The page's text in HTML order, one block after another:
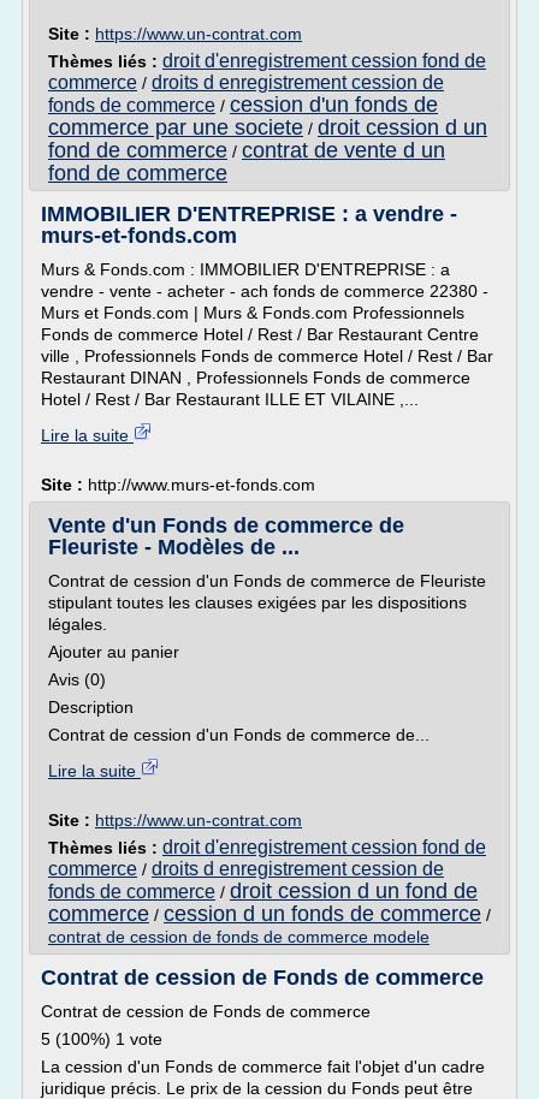
Site : https://www.un-contrat.com
Thèmes liés : droit d'enregistrement cession fond de
commerce / droits d enregistrement cession de
fonds de commerce / cession d'un fonds de
commerce par une societe / droit cession d un
fond de commerce / contrat de vente d un
fond de commerce
IMMOBILIER D'ENTREPRISE : a vendre -
murs-et-fonds.com
Murs & Fonds.com : IMMOBILIER D'ENTREPRISE : a
vendre - vente - acheter - ach fonds de commerce 22380 -
Murs et Fonds.com | Murs & Fonds.com Professionnels
Fonds de commerce Hotel / Rest / Bar Restaurant Centre
ville , Professionnels Fonds de commerce Hotel / Rest / Bar
Restaurant DINAN , Professionnels Fonds de commerce
Hotel / Rest / Bar Restaurant ILLE ET VILAINE ,...
Lire la suite
Site : http://www.murs-et-fonds.com
Vente d'un Fonds de commerce de
Fleuriste - Modèles de ...
Contrat de cession d'un Fonds de commerce de Fleuriste
stipulant toutes les clauses exigées par les dispositions
légales.
Ajouter au panier
Avis (0)
Description
Contrat de cession d'un Fonds de commerce de...
Lire la suite
Site : https://www.un-contrat.com
Thèmes liés : droit d'enregistrement cession fond de
commerce / droits d enregistrement cession de
fonds de commerce / droit cession d un fond de
commerce / cession d un fonds de commerce /
contrat de cession de fonds de commerce modele
Contrat de cession de Fonds de commerce
Contrat de cession de Fonds de commerce
5 (100%) 1 vote
La cession d'un Fonds de commerce fait l'objet d'un cadre
juridique précis. Le prix de la cession du Fonds peut être